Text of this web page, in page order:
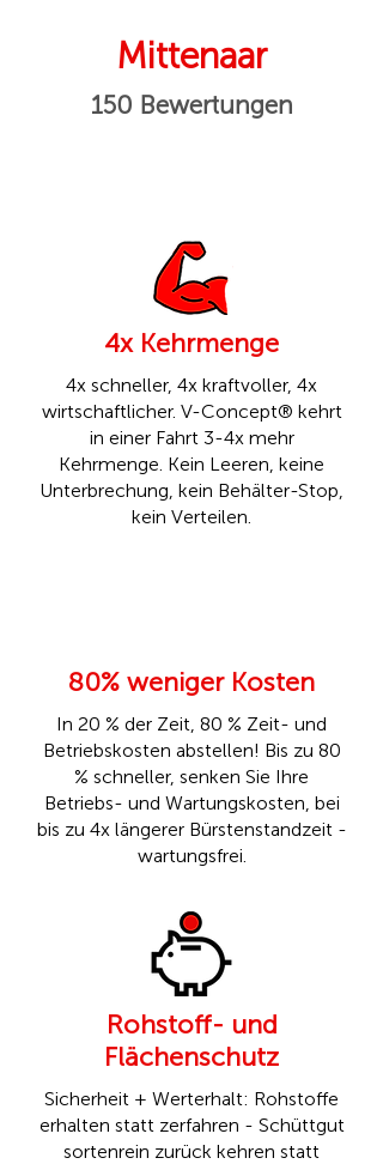
Mittenaar
150 Bewertungen
4x Kehrmenge
4x schneller, 4x kraftvoller, 4x
wirtschaftlicher. V-Concept® kehrt
in einer Fahrt 3-4x mehr
Kehrmenge. Kein Leeren, keine
Unterbrechung, kein Behälter-Stop,
kein Verteilen.
80% weniger Kosten
In 20 % der Zeit, 80 % Zeit- und
Betriebskosten abstellen! Bis zu 80
% schneller, senken Sie Ihre
Betriebs- und Wartungskosten, bei
bis zu 4x längerer Bürstenstandzeit -
wartungsfrei.
Rohstoff- und
Flächenschutz
Sicherheit + Werterhalt: Rohstoffe
erhalten statt zerfahren - Schüttgut
sortenrein zurück kehren statt